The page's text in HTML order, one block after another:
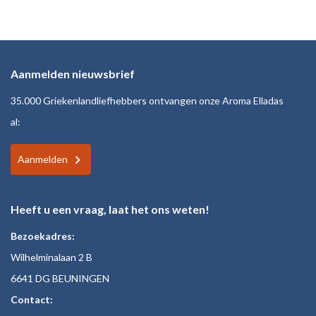
Aanmelden nieuwsbrief
35.000 Griekenlandliefhebbers ontvangen onze Aroma Elladas
al:
Aanmelden
Heeft u een vraag, laat het ons weten!
Bezoekadres:
Wilhelminalaan 2 B
6641 DG BEUNINGEN
Contact: